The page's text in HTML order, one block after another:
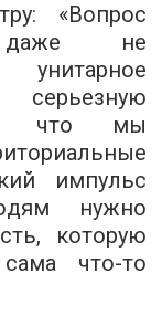
«Вопрос
даже не
серьезную
что мы
импульс
нужно
которую
что-то